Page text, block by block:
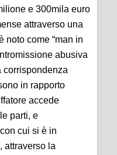
e 300mila euro
attraverso una
noto come “man in
abusiva
corrispondenza
in rapporto
accede
parti, e
cui si è in
attraverso la